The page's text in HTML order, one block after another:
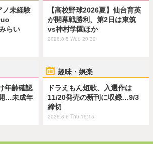
ノ未経験
らい
【高校野球2026夏】仙台育英
が開幕戦勝利、第2日は東筑
vs神村学園ほか
2026.8.5 Wed 20:32
年齢確認
…未成年
趣味・娯楽
ドラえもん短歌、入選作は
11/20発売の新刊に収録…9/3
締切
2026.8.6 Thu 15:15